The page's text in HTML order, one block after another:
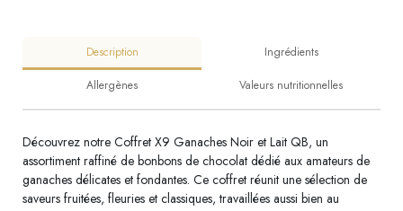
Description Ingrédients
Allergènes Valeurs nutritionnelles
Découvrez notre Coffret X9 Ganaches Noir et Lait QB, un
assortiment raffiné de bonbons de chocolat dédié aux amateurs de
ganaches délicates et fondantes. Ce coffret réunit une sélection de
saveurs fruitées, fleuries et classiques, travaillées aussi bien au